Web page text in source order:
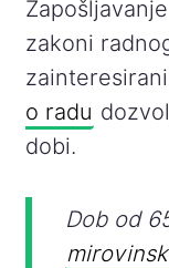
zakoni
o radu
dobi.
Dob od